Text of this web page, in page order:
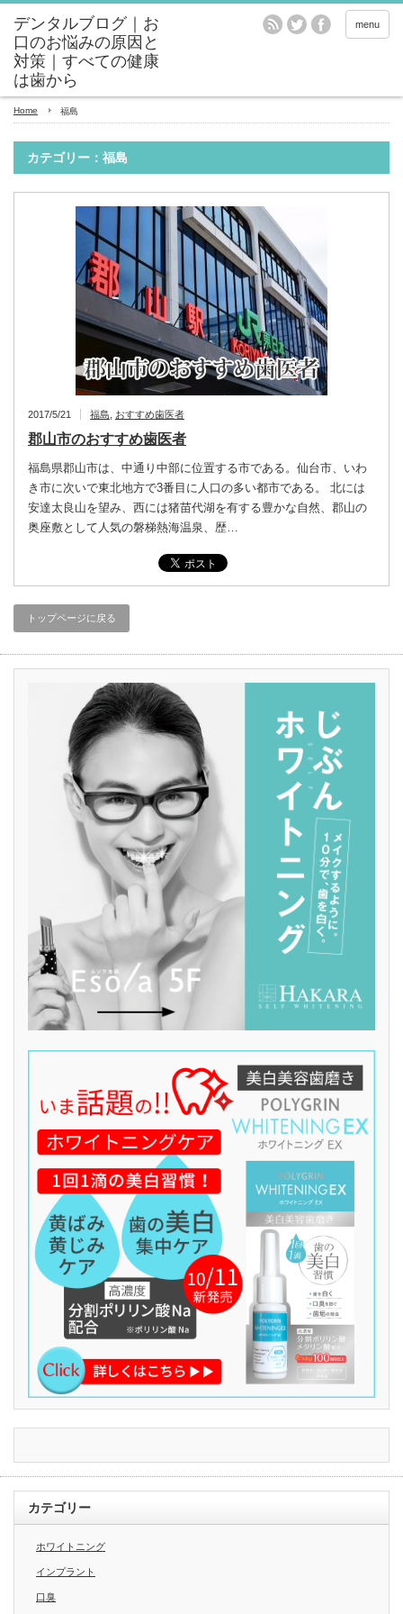
menu
Home 福島
カテゴリー：福島
2017/5/21 福島 おすすめ歯医者
郡山市のおすすめ歯医者
福島県郡山市は、中通り中部に位置する市である。仙台市、いわ
き市に次いで東北地方で3番目に人口の多い都市である。 北には
安達太良山を望み、西には猪苗代湖を有する豊かな自然、郡山の
奥座敷として人気の磐梯熱海温泉、歴…
トップページに戻る
カテゴリー
ホワイトニング
インプラント
口臭